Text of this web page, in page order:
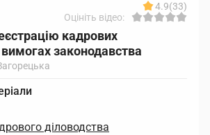
4.9(33)
Оцініть відео:
кадрових
законодавства
діловодства